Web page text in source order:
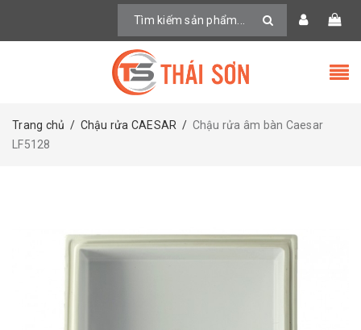
Trang chủ / Chậu rửa CAESAR / Chậu rửa âm bàn Caesar
LF5128